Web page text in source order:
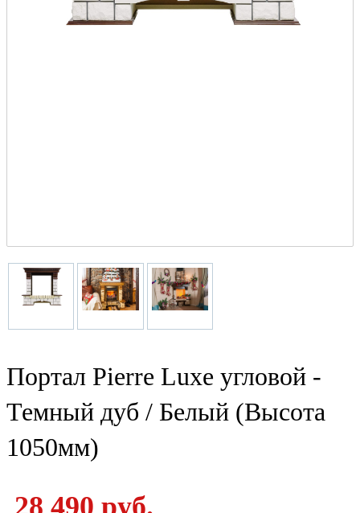
Портал Pierre Luxe угловой -
Темный дуб / Белый (Высота
1050мм)
28 490 руб.